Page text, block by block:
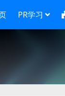
PR学习